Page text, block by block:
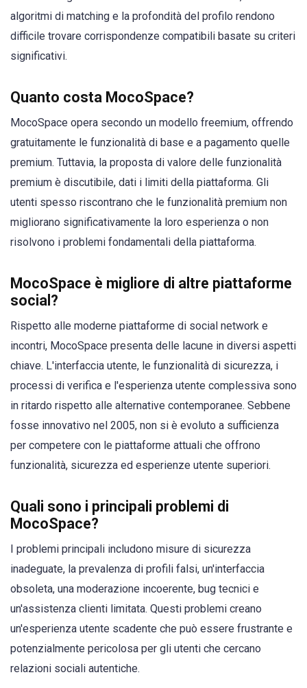
algoritmi di matching e la profondità del profilo rendono
difficile trovare corrispondenze compatibili basate su criteri
significativi.
Quanto costa MocoSpace?
MocoSpace opera secondo un modello freemium, offrendo
gratuitamente le funzionalità di base e a pagamento quelle
premium. Tuttavia, la proposta di valore delle funzionalità
premium è discutibile, dati i limiti della piattaforma. Gli
utenti spesso riscontrano che le funzionalità premium non
migliorano significativamente la loro esperienza o non
risolvono i problemi fondamentali della piattaforma.
MocoSpace è migliore di altre piattaforme
social?
Rispetto alle moderne piattaforme di social network e
incontri, MocoSpace presenta delle lacune in diversi aspetti
chiave. L'interfaccia utente, le funzionalità di sicurezza, i
processi di verifica e l'esperienza utente complessiva sono
in ritardo rispetto alle alternative contemporanee. Sebbene
fosse innovativo nel 2005, non si è evoluto a sufficienza
per competere con le piattaforme attuali che offrono
funzionalità, sicurezza ed esperienze utente superiori.
Quali sono i principali problemi di
MocoSpace?
I problemi principali includono misure di sicurezza
inadeguate, la prevalenza di profili falsi, un'interfaccia
obsoleta, una moderazione incoerente, bug tecnici e
un'assistenza clienti limitata. Questi problemi creano
un'esperienza utente scadente che può essere frustrante e
potenzialmente pericolosa per gli utenti che cercano
relazioni sociali autentiche.